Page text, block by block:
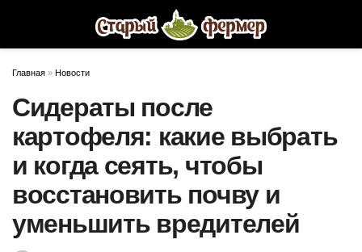
Главная » Новости
Сидераты после
картофеля: какие выбрать
и когда сеять, чтобы
восстановить почву и
уменьшить вредителей